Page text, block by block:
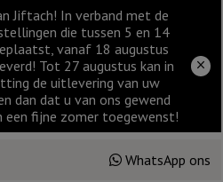
Jiftach! In verband met de
die tussen 5 en 14
vanaf 18 augustus
Tot 27 augustus kan in
de uitlevering van uw
dan dat u van ons gewend
een fijne zomer toegewenst!
WhatsApp ons